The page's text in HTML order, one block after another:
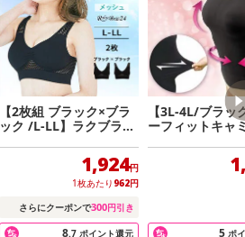
【2枚組 ブラック×ブラ
ック /L-LL】ラクブラ24
1,924円
1枚あたり 962円
さらにクーポンで300円引き
8.7 ポイント還元
【3L-4L/ブラッ
ーフィットキャ
5 ポ